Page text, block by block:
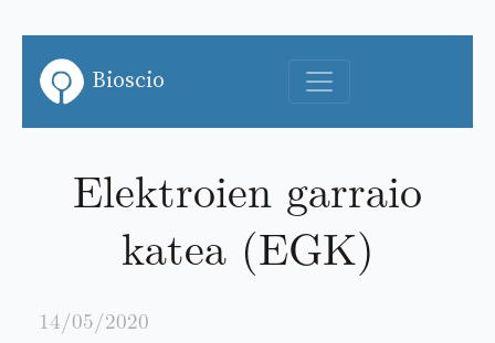
Bioscio
Elektroien garraio
katea (EGK)
14/05/2020